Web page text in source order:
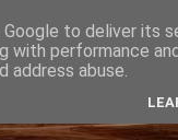
to deliver its
with performance
abuse.